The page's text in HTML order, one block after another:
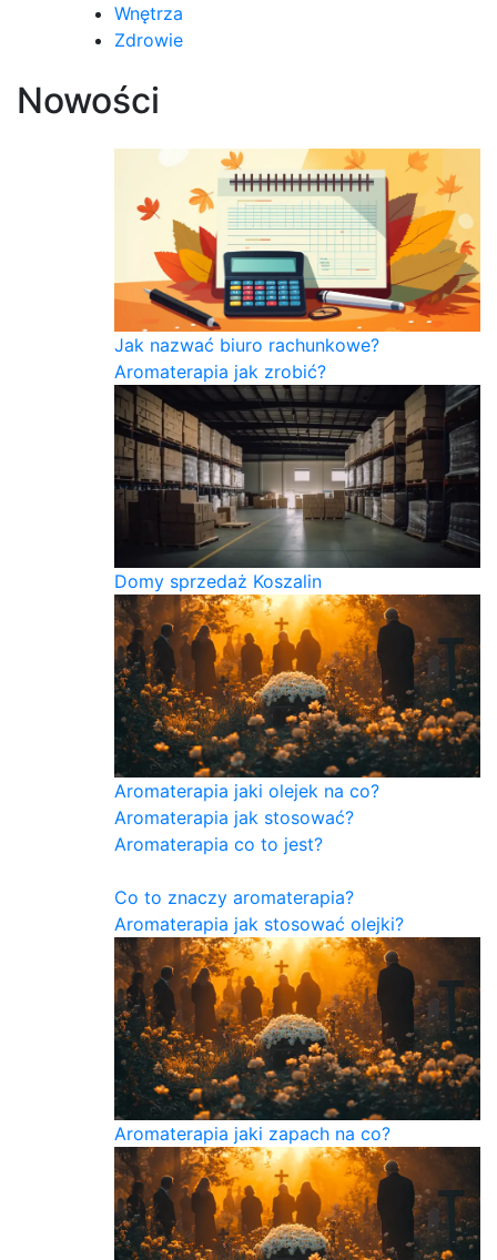
Wnętrza
Zdrowie
Nowości
Jak nazwać biuro rachunkowe?
Aromaterapia jak zrobić?
Domy sprzedaż Koszalin
Aromaterapia jaki olejek na co?
Aromaterapia jak stosować?
Aromaterapia co to jest?
Co to znaczy aromaterapia?
Aromaterapia jak stosować olejki?
Aromaterapia jaki zapach na co?